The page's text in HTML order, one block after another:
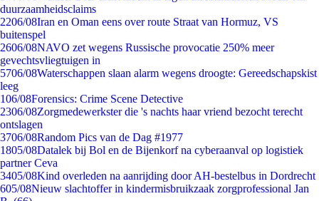
duurzaamheidsclaims
2206/08Iran en Oman eens over route Straat van Hormuz, VS
buitenspel
2606/08NAVO zet wegens Russische provocatie 250% meer
gevechtsvliegtuigen in
5706/08Waterschappen slaan alarm wegens droogte: Gereedschapskist
leeg
106/08Forensics: Crime Scene Detective
2306/08Zorgmedewerkster die 's nachts haar vriend bezocht terecht
ontslagen
3706/08Random Pics van de Dag #1977
1805/08Datalek bij Bol en de Bijenkorf na cyberaanval op logistiek
partner Ceva
3405/08Kind overleden na aanrijding door AH-bestelbus in Dordrecht
605/08Nieuw slachtoffer in kindermisbruikzaak zorgprofessional Jan